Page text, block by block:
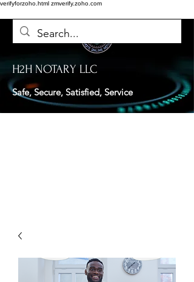
verifyforzoho.html zmverify.zoho.com
H2H NOTARY LLC
Safe, Secure, Satisfied, Service